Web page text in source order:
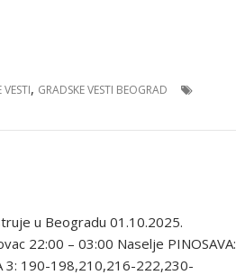
VESTI, GRADSKE VESTI BEOGRAD
u Beogradu 01.10.2025.
22:00 – 03:00 Naselje PINOSAVA:
3: 190-198,210,216-222,230-